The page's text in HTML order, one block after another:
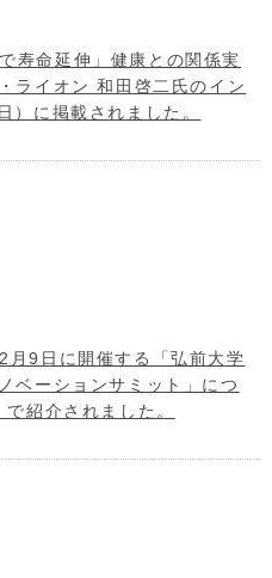
寿命延伸」健康との関係実
ライオン 和田啓二氏のイン
）に掲載されました。
月9日に開催する「弘前大学
ベーションサミット」につ
紹介されました。